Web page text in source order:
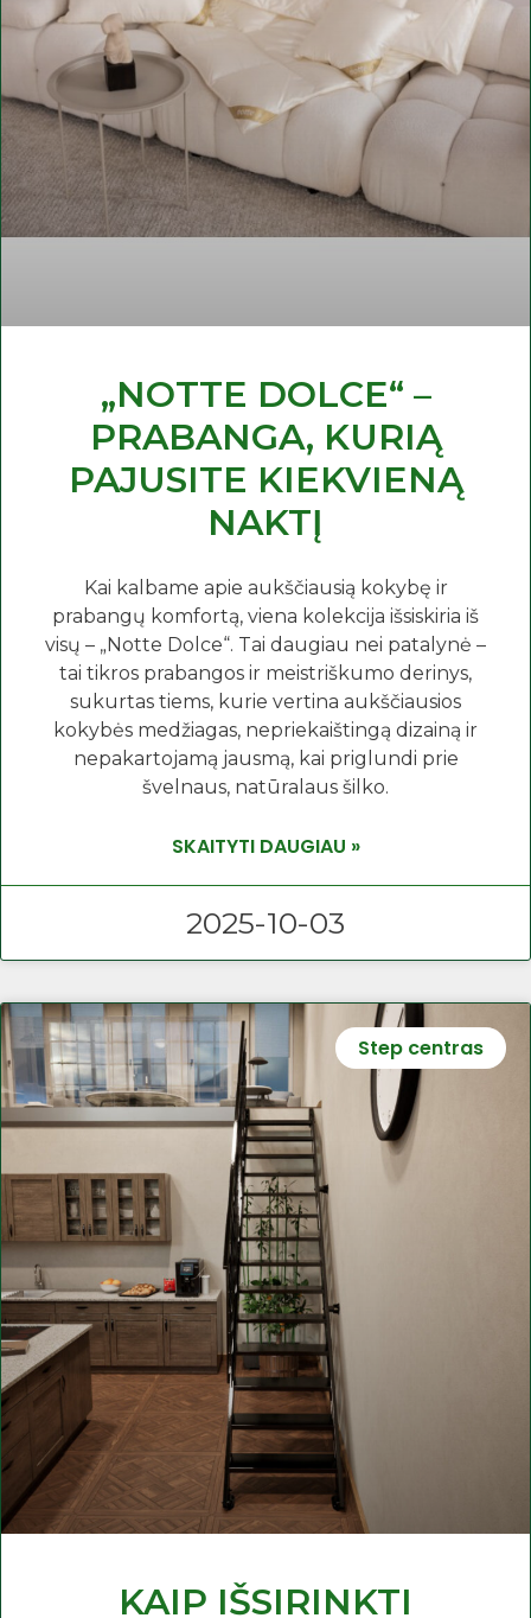
„NOTTE DOLCE“ –
PRABANGA, KURIĄ
PAJUSITE KIEKVIENĄ
NAKTĮ
Kai kalbame apie aukščiausią kokybę ir
prabangų komfortą, viena kolekcija išsiskiria iš
visų – „Notte Dolce“. Tai daugiau nei patalynė –
tai tikros prabangos ir meistriškumo derinys,
sukurtas tiems, kurie vertina aukščiausios
kokybės medžiagas, nepriekaištingą dizainą ir
nepakartojamą jausmą, kai priglundi prie
švelnaus, natūralaus šilko.
SKAITYTI DAUGIAU »
2025-10-03
Step centras
KAIP IŠSIRINKTI